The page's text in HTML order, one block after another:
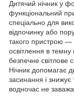
Дитячий нічник у
функціональний
спеціально для
відпочинку або
такого пристрою —
освітлення в
безпечне світлове
Нічник допомагає
засинання і
водночас не